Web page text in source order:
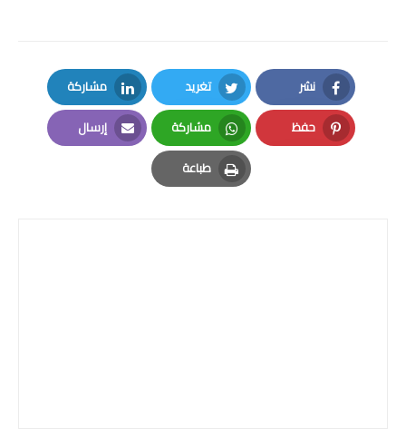
نشر
Facebook
تغريد
Twitter
مشاركة
LinkedIn
حفظ
Pinterest
مشاركة
Whatsapp
إرسال
Email
طباعة
Print